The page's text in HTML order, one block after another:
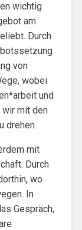
wichtig
am
Durch
von
wobei
und
wir mit den
drehen.
mit
Durch
wo
In
Gespräch,